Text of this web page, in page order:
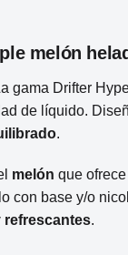
melón
gama Drifter
de líquido.
.
melón que
con base y/o
refrescantes.